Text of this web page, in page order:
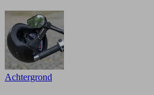
Achtergrond